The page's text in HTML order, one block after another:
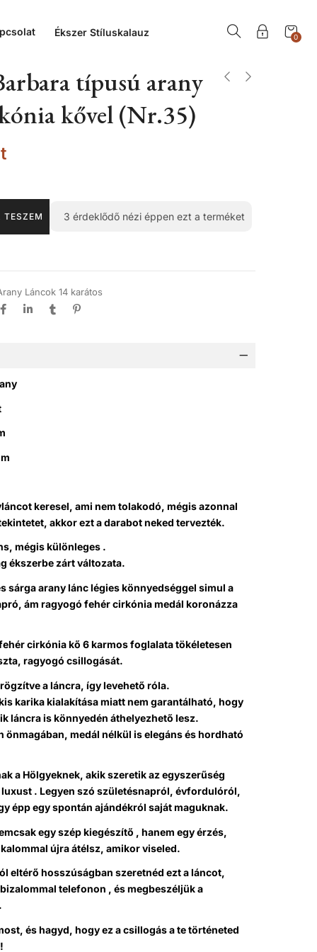
Ékszer Stíluskalauz 0
típusú arany
kővel (Nr.35)
TESZEM 3 érdeklődő nézi éppen ezt a terméket
Láncok 14 karátos
keresel, ami nem tolakodó, mégis azonnal
akkor ezt a darabot neked tervezték.
mégis különleges .
ékszerbe zárt változata.
sárga arany lánc légies könnyedséggel simul a
ám ragyogó fehér cirkónia medál koronázza
cirkónia kő 6 karmos foglalata tökéletesen
ragyogó csillogását.
a láncra, így levehető róla.
karika kialakítása miatt nem garantálható, hogy
láncra is könnyedén áthelyezhető lesz.
önmagában, medál nélkül is elegáns és hordható
a Hölgyeknek, akik szeretik az egyszerűség
. Legyen szó születésnapról, évfordulóról,
épp egy spontán ajándékról saját maguknak.
egy szép kiegészítő , hanem egy érzés,
újra átélsz, amikor viseled.
eltérő hosszúságban szeretnéd ezt a láncot,
telefonon , és megbeszéljük a
és hagyd, hogy ez a csillogás a te történeted